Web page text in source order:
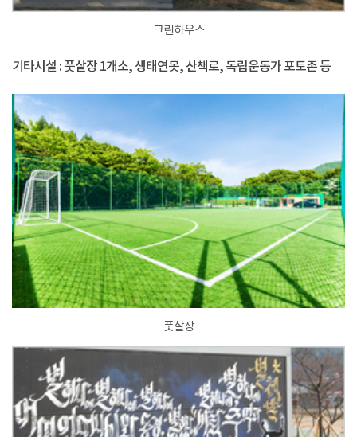
크린하우스
기타시설 : 풋살장 1개소, 생태연못, 산책로, 독립운동가 포토존 등
풋살장